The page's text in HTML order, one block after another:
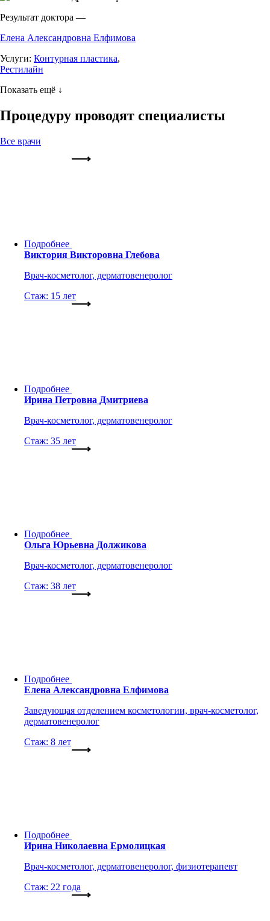
Результат доктора —
Елена Александровна Елфимова
Услуги: Контурная пластика,
Рестилайн
Показать ещё ↓
Процедуру проводят специалисты
Все врачи
Подробнее
Виктория Викторовна Глебова
Врач-косметолог, дерматовенеролог
Стаж: 15 лет
Подробнее
Ирина Петровна Дмитриева
Врач-косметолог, дерматовенеролог
Стаж: 35 лет
Подробнее
Ольга Юрьевна Должикова
Врач-косметолог, дерматовенеролог
Стаж: 38 лет
Подробнее
Елена Александровна Елфимова
Заведующая отделением косметологии, врач-косметолог,
дерматовенеролог
Стаж: 8 лет
Подробнее
Ирина Николаевна Ермолицкая
Врач-косметолог, дерматовенеролог, физиотерапевт
Стаж: 22 года